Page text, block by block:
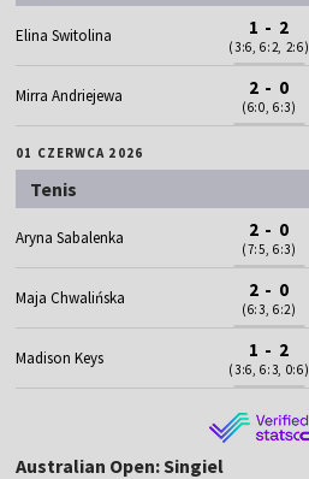
Elina Switolina 1 - 2
(3:6, 6:2, 2:6)
Mirra Andriejewa 2 - 0
(6:0, 6:3)
01 CZERWCA 2026
Tenis
Aryna Sabalenka 2 - 0
(7:5, 6:3)
Maja Chwalińska 2 - 0
(6:3, 6:2)
Madison Keys 1 - 2
(3:6, 6:3, 0:6)
Australian Open: Singiel